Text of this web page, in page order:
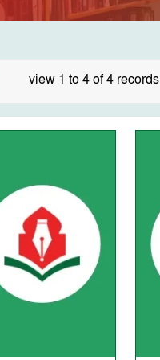
view 1 to 4 of 4 records